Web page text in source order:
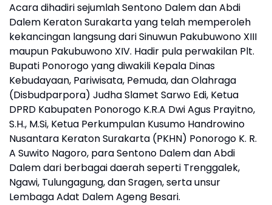
Acara dihadiri sejumlah Sentono Dalem dan Abdi
Dalem Keraton Surakarta yang telah memperoleh
kekancingan langsung dari Sinuwun Pakubuwono XIII
maupun Pakubuwono XIV. Hadir pula perwakilan Plt.
Bupati Ponorogo yang diwakili Kepala Dinas
Kebudayaan, Pariwisata, Pemuda, dan Olahraga
(Disbudparpora) Judha Slamet Sarwo Edi, Ketua
DPRD Kabupaten Ponorogo K.R.A Dwi Agus Prayitno,
S.H., M.Si, Ketua Perkumpulan Kusumo Handrowino
Nusantara Keraton Surakarta (PKHN) Ponorogo K. R.
A Suwito Nagoro, para Sentono Dalem dan Abdi
Dalem dari berbagai daerah seperti Trenggalek,
Ngawi, Tulungagung, dan Sragen, serta unsur
Lembaga Adat Dalem Ageng Besari.